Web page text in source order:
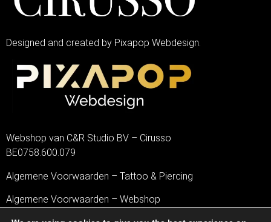
Designed and created by Pixapop Webdesign.
Webshop van C&R Studio BV – Cirusso
BE0758.600.079
Algemene Voorwaarden – Tattoo & Piercing
Algemene Voorwaarden – Webshop